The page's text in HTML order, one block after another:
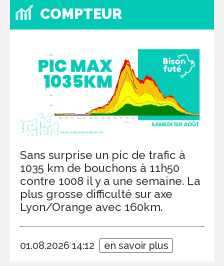
COMPTEUR
Sans surprise un pic de trafic à
1035 km de bouchons à 11h50
contre 1008 il y a une semaine. La
plus grosse difficulté sur axe
Lyon/Orange avec 160km.
01.08.2026 14:12 en savoir plus